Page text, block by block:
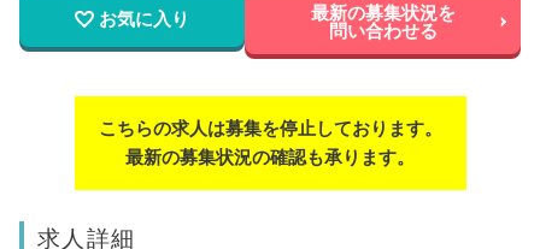
お気に入り 最新の募集状況を
問い合わせる
こちらの求人は募集を停止しております。
最新の募集状況の確認も承ります。
求人詳細